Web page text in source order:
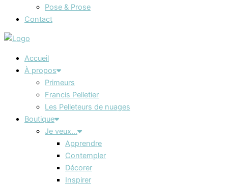
Pose & Prose
Contact
Accueil
À propos
Primeurs
Francis Pelletier
Les Pelleteurs de nuages
Boutique
Je veux…
Apprendre
Contempler
Décorer
Inspirer